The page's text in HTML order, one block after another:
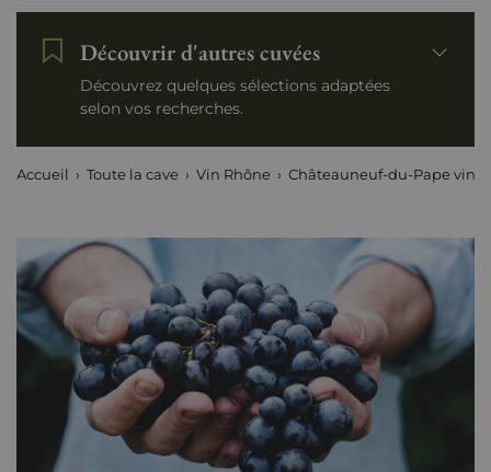
Découvrir d'autres cuvées
Découvrez quelques sélections adaptées
selon vos recherches.
Accueil Toute la cave Vin Rhône Châteauneuf-du-Pape vins